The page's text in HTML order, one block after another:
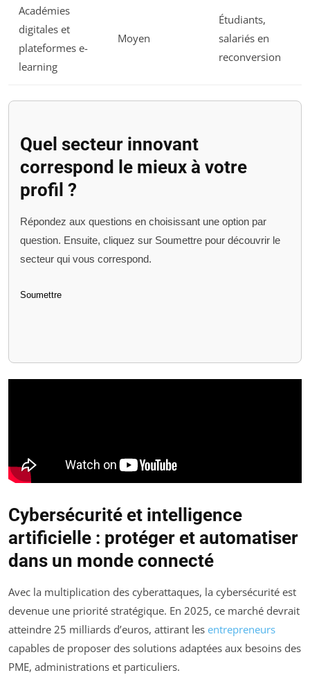
Académies
digitales et
plateformes e-
learning
Moyen
Étudiants,
salariés en
reconversion
Quel secteur innovant
correspond le mieux à votre
profil ?
Répondez aux questions en choisissant une option par
question. Ensuite, cliquez sur Soumettre pour découvrir le
secteur qui vous correspond.
Soumettre
Cybersécurité et intelligence
artificielle : protéger et automatiser
dans un monde connecté
Avec la multiplication des cyberattaques, la cybersécurité est
devenue une priorité stratégique. En 2025, ce marché devrait
atteindre 25 milliards d’euros, attirant les entrepreneurs
capables de proposer des solutions adaptées aux besoins des
PME, administrations et particuliers.